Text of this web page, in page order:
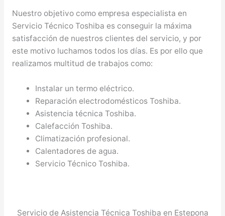
Nuestro objetivo como empresa especialista en
Servicio Técnico Toshiba es conseguir la máxima
satisfacción de nuestros clientes del servicio, y por
este motivo luchamos todos los días. Es por ello que
realizamos multitud de trabajos como:
Instalar un termo eléctrico.
Reparación electrodomésticos Toshiba.
Asistencia técnica Toshiba.
Calefacción Toshiba.
Climatización profesional.
Calentadores de agua.
Servicio Técnico Toshiba.
Servicio de Asistencia Técnica Toshiba en Estepona